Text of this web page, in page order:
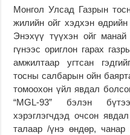
Монгол Улсад Газрын
жилийн ойг хэдхэн
Энэхүү түүхэн ойг
гүнээс ориглон гарах
амжилтаар угтсан
тосны салбарын ойн
томоохон үйл явдал
“MGL-93” бэлэн
хэрэглэгчдэд очсон
талаар /үнэ өндөр,